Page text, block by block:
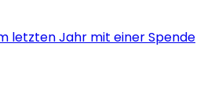
letzten Jahr mit einer Spende